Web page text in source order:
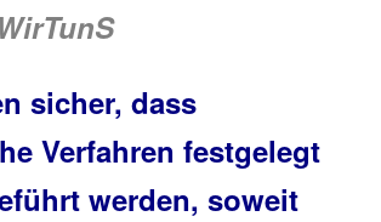
WirTunS
sicher, dass
Verfahren festgelegt
werden, soweit